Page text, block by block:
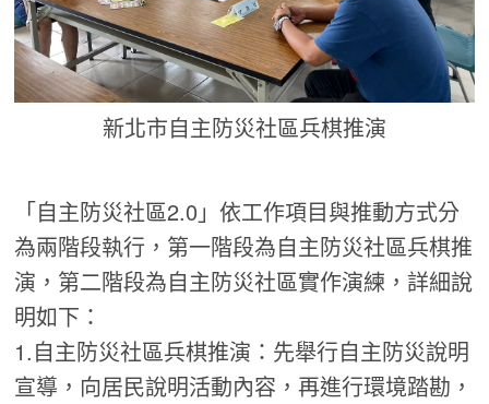
新北市自主防災社區兵棋推演
「自主防災社區2.0」依工作項目與推動方式分
為兩階段執行，第一階段為自主防災社區兵棋推
演，第二階段為自主防災社區實作演練，詳細說
明如下：
1.自主防災社區兵棋推演：先舉行自主防災說明
宣導，向居民說明活動內容，再進行環境踏勘，